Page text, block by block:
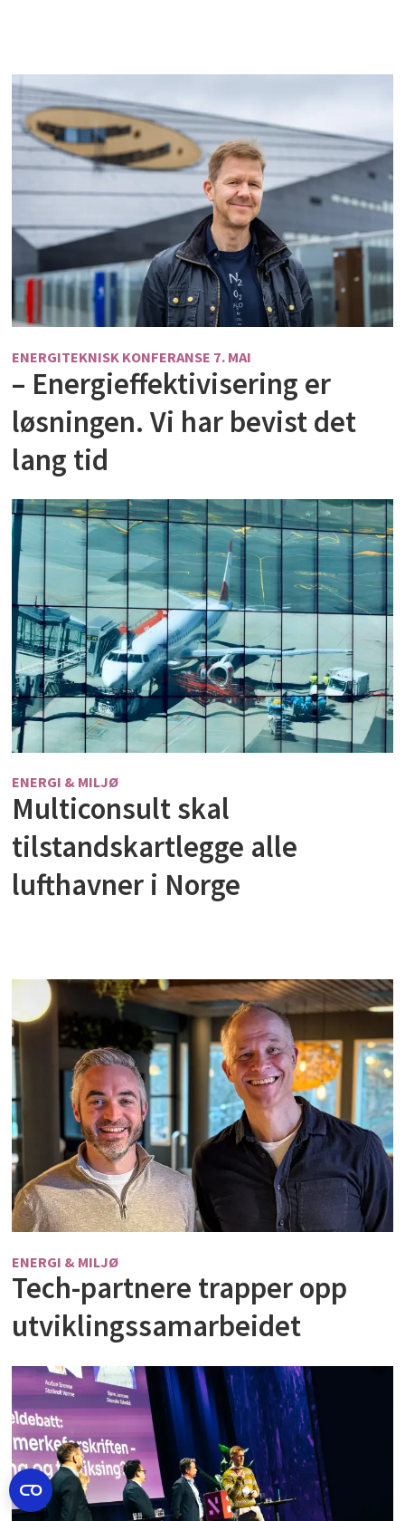
ENERGITEKNISK KONFERANSE 7. MAI
– Energieffektivisering er
løsningen. Vi har bevist det
lang tid
ENERGI & MILJØ
Multiconsult skal
tilstandskartlegge alle
lufthavner i Norge
ENERGI & MILJØ
Tech-partnere trapper opp
utviklingssamarbeidet